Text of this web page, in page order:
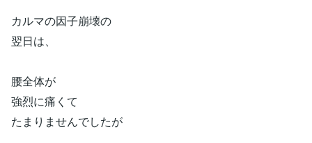
カルマの因子崩壊の
翌日は、
腰全体が
強烈に痛くて
たまりませんでしたが